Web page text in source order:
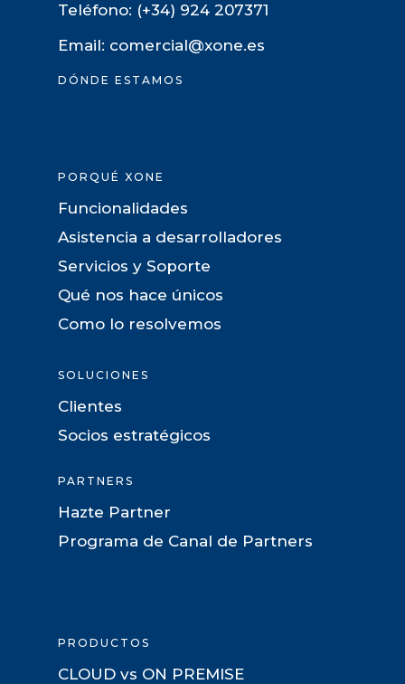
Teléfono: (+34) 924 207371
Email: comercial@xone.es
DÓNDE ESTAMOS
PORQUÉ XONE
Funcionalidades
Asistencia a desarrolladores
Servicios y Soporte
Qué nos hace únicos
Como lo resolvemos
SOLUCIONES
Clientes
Socios estratégicos
PARTNERS
Hazte Partner
Programa de Canal de Partners
PRODUCTOS
CLOUD vs ON PREMISE